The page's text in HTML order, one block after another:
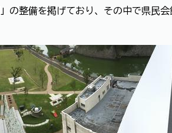
の整備を掲げており、その中で県民